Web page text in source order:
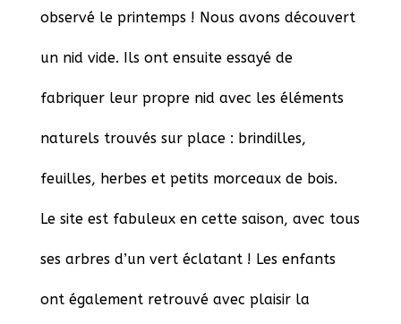
observé le printemps ! Nous avons découvert
un nid vide. Ils ont ensuite essayé de
fabriquer leur propre nid avec les éléments
naturels trouvés sur place : brindilles,
feuilles, herbes et petits morceaux de bois.
Le site est fabuleux en cette saison, avec tous
ses arbres d’un vert éclatant ! Les enfants
ont également retrouvé avec plaisir la